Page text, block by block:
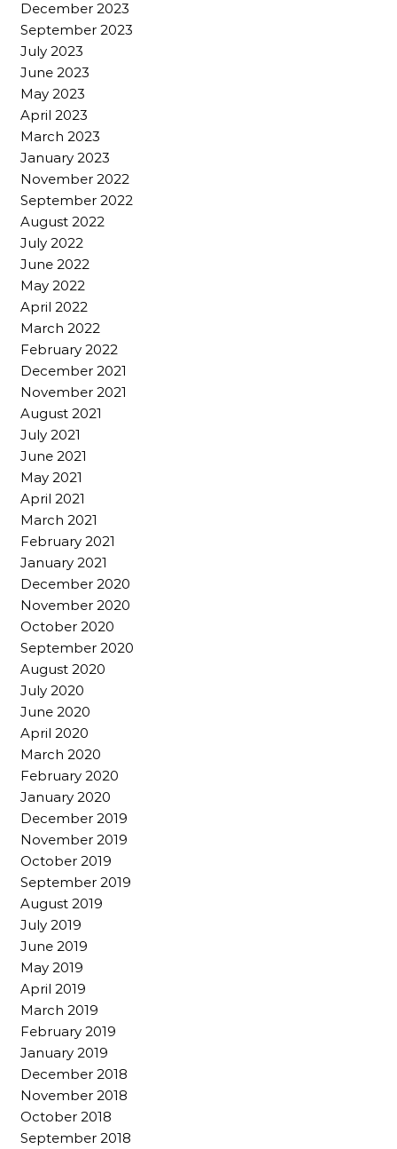
December 2023
September 2023
July 2023
June 2023
May 2023
April 2023
March 2023
January 2023
November 2022
September 2022
August 2022
July 2022
June 2022
May 2022
April 2022
March 2022
February 2022
December 2021
November 2021
August 2021
July 2021
June 2021
May 2021
April 2021
March 2021
February 2021
January 2021
December 2020
November 2020
October 2020
September 2020
August 2020
July 2020
June 2020
April 2020
March 2020
February 2020
January 2020
December 2019
November 2019
October 2019
September 2019
August 2019
July 2019
June 2019
May 2019
April 2019
March 2019
February 2019
January 2019
December 2018
November 2018
October 2018
September 2018